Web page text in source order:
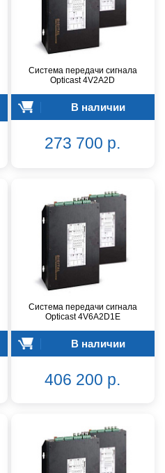
Система передачи сигнала
Opticast 4V2A2D
В наличии
273 700 р.
Система передачи сигнала
Opticast 4V6A2D1E
В наличии
406 200 р.